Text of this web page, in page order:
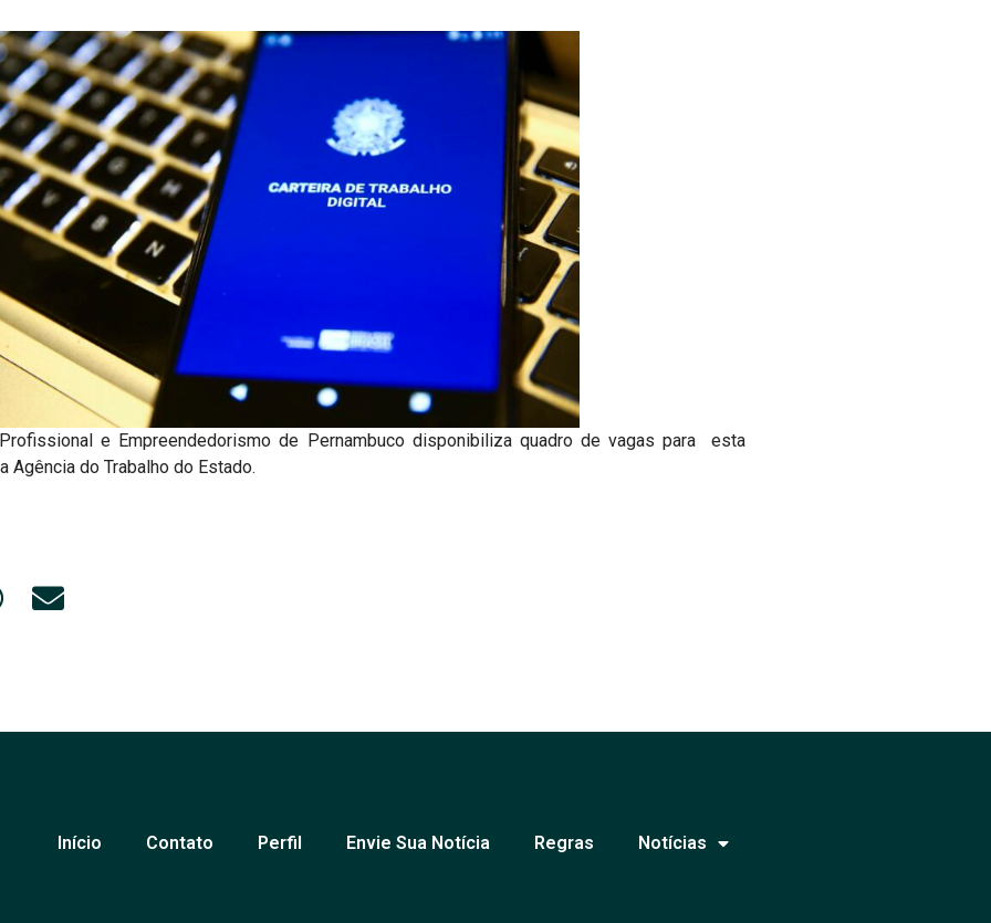
e Empreendedorismo de Pernambuco disponibiliza quadro de vagas para esta
Agência do Trabalho do Estado.
Início Contato Perfil Envie Sua Notícia Regras Notícias